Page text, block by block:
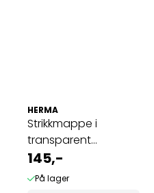
HERMA
Strikkmappe i
transparent
plastmateriale A4, ...
145,-
På lager